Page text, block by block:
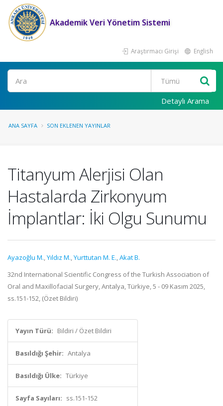
Akademik Veri Yönetim Sistemi
Araştırmacı Girişi English
Ara
Detaylı Arama
ANA SAYFA SON EKLENEN YAYINLAR
Titanyum Alerjisi Olan
Hastalarda Zirkonyum
İmplantlar: İki Olgu Sunumu
Ayazoğlu M.,Yıldız M.,Yurttutan M. E.,Akat B.
32nd International Scientific Congress of the Turkish Association of
Oral and Maxillofacial Surgery, Antalya, Türkiye, 5 - 09 Kasım 2025,
ss.151-152, (Özet Bildiri)
Yayın Türü: Bildiri / Özet Bildiri
Basıldığı Şehir: Antalya
Basıldığı Ülke: Türkiye
Sayfa Sayıları: ss.151-152